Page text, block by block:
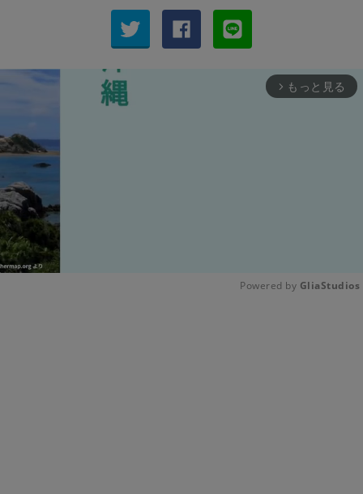
arrow_forward_ios もっと見る
Powered by GliaStudios